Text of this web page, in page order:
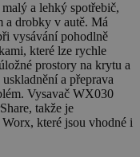
a lehký spotřebič,
a drobky v autě. Má
vysávání pohodlně
které lze rychle
prostory na krytu a
a přeprava
Vysavač WX030
takže je
které jsou vhodné i